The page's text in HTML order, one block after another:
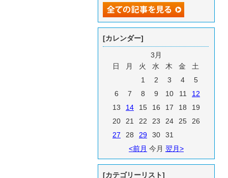
[カレンダー]
3月
日
月 火 水 木 金
土
1
2 3 4
5
6
7 8 9 10 11
12
13
14 15 16 17 18
19
20
21 22 23 24 25
26
27
28 29 30
31
<前月 今月 翌月>
[カテゴリーリスト]